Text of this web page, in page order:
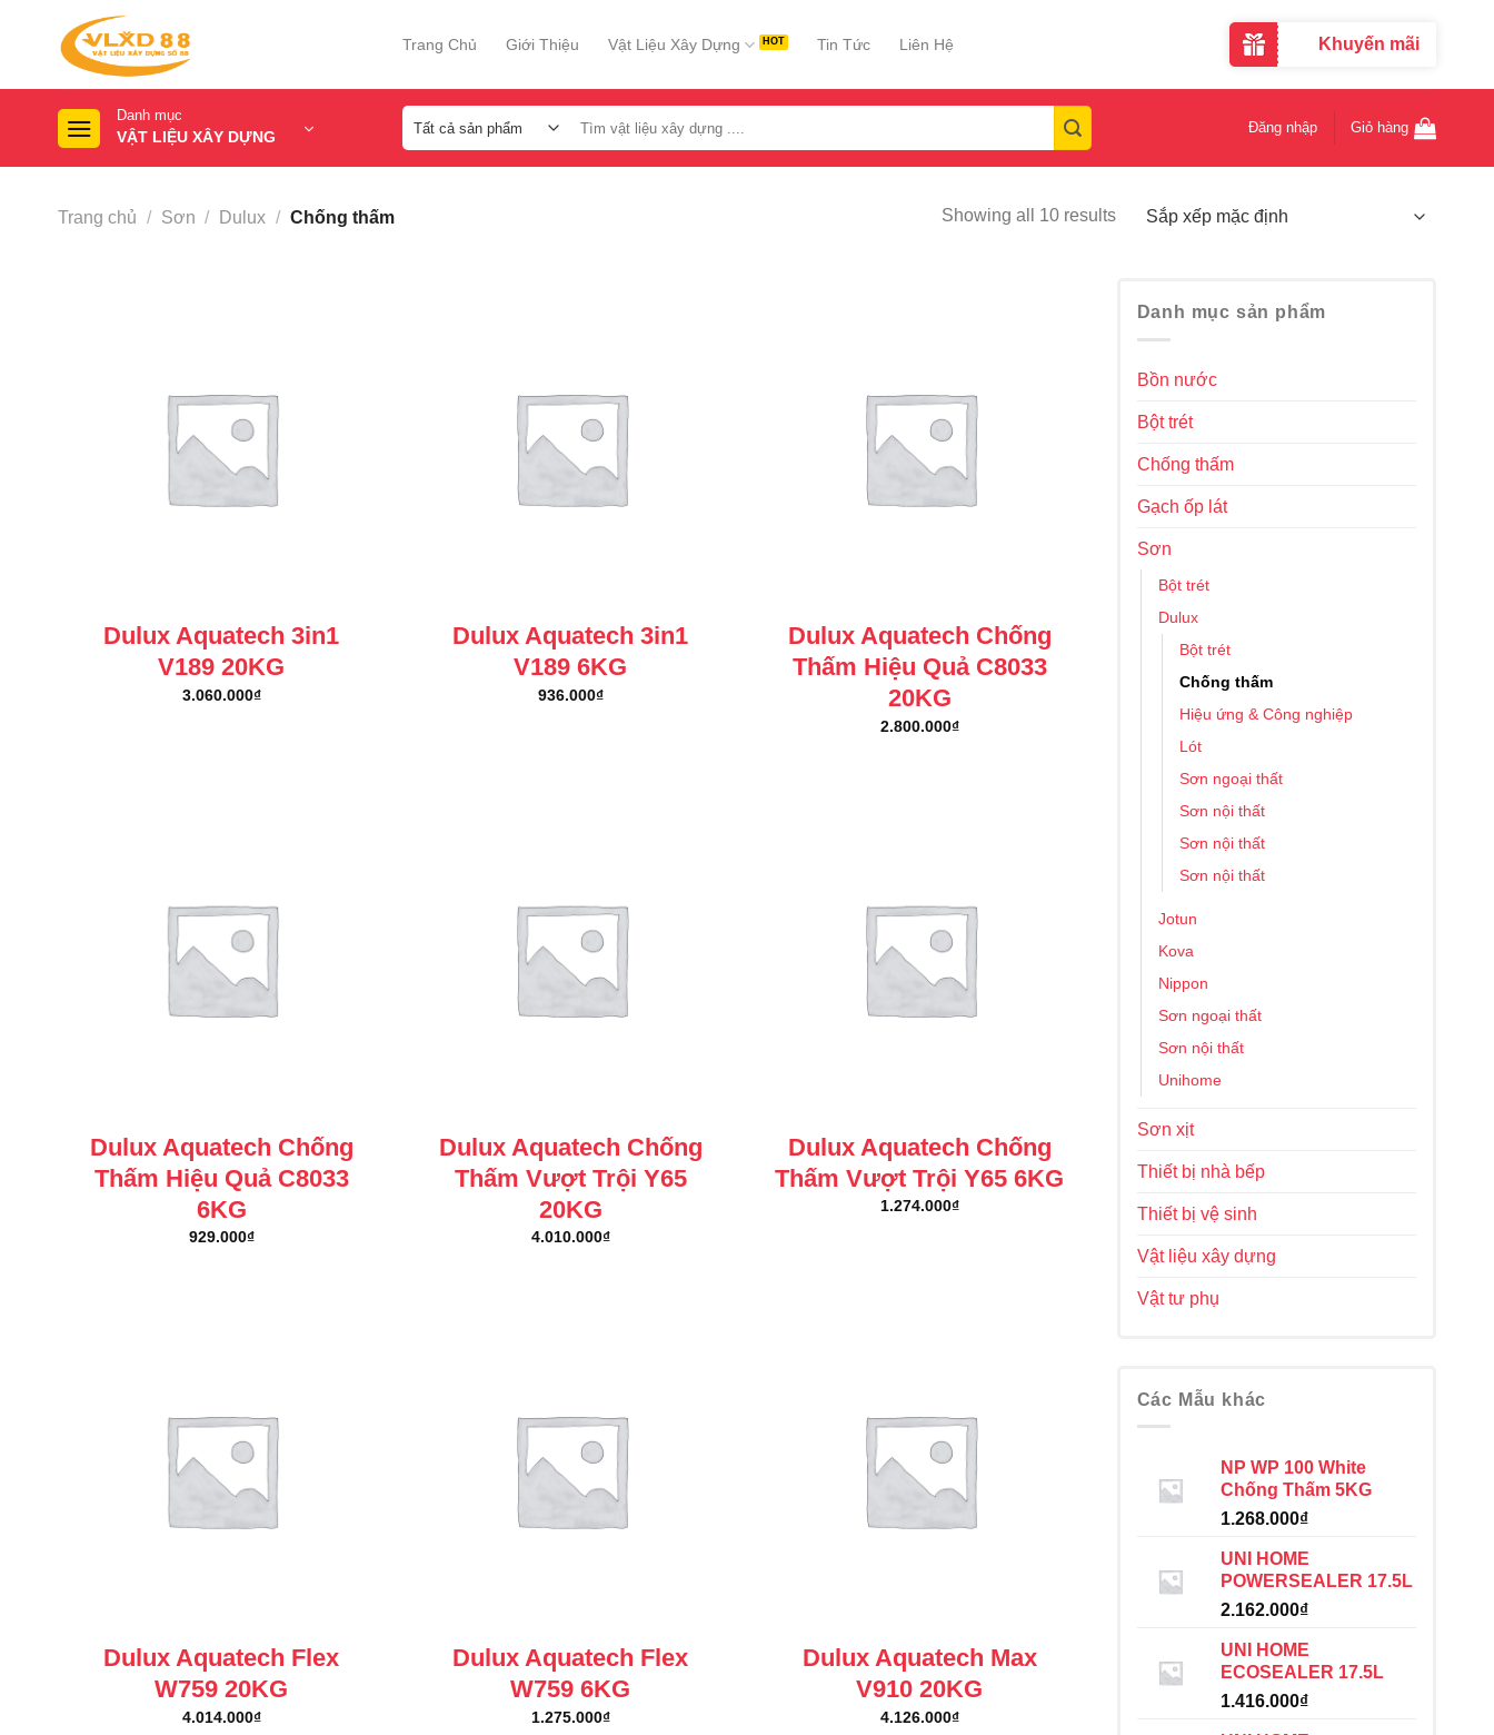
Trang Chủ Giới Thiệu Vật Liệu Xây Dựng Tin Tức Liên Hệ Khuyến mãi
Danh mục
VẬT LIỆU XÂY DỰNG
kiếm:
Đăng nhập Giỏ hàng
Trang chủ / Sơn / Dulux / Chống thấm Showing all 10 results
Dulux Aquatech 3in1
V189 20KG
3.060.000₫
Dulux Aquatech 3in1
V189 6KG
936.000₫
Dulux Aquatech Chống
Thấm Hiệu Quả C8033
20KG
2.800.000₫
Dulux Aquatech Chống
Thấm Hiệu Quả C8033
6KG
929.000₫
Dulux Aquatech Chống
Thấm Vượt Trội Y65
20KG
4.010.000₫
Dulux Aquatech Chống
Thấm Vượt Trội Y65 6KG
1.274.000₫
Dulux Aquatech Flex
W759 20KG
4.014.000₫
Dulux Aquatech Flex
W759 6KG
1.275.000₫
Dulux Aquatech Max
V910 20KG
4.126.000₫
Danh mục sản phẩm
Bồn nước
Bột trét
Chống thấm
Gạch ốp lát
Sơn
Bột trét
Dulux
Bột trét
Chống thấm
Hiệu ứng & Công nghiệp
Lót
Sơn ngoại thất
Sơn nội thất
Sơn nội thất
Sơn nội thất
Jotun
Kova
Nippon
Sơn ngoại thất
Sơn nội thất
Unihome
Sơn xịt
Thiết bị nhà bếp
Thiết bị vệ sinh
Vật liệu xây dựng
Vật tư phụ
Các Mẫu khác
NP WP 100 White
Chống Thấm 5KG
1.268.000₫
UNI HOME
POWERSEALER 17.5L
2.162.000₫
UNI HOME
ECOSEALER 17.5L
1.416.000₫